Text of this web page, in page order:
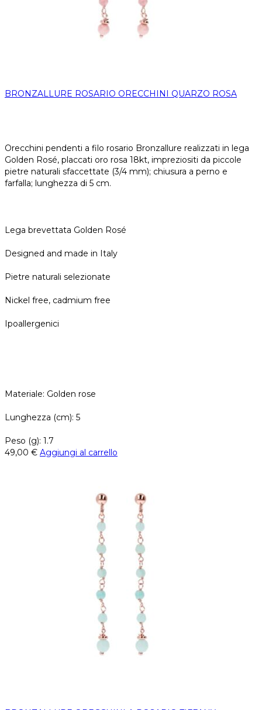
BRONZALLURE ROSARIO ORECCHINI QUARZO ROSA
Orecchini pendenti a filo rosario Bronzallure realizzati in lega
Golden Rosé, placcati oro rosa 18kt, impreziositi da piccole
pietre naturali sfaccettate (3/4 mm); chiusura a perno e
farfalla; lunghezza di 5 cm.
Lega brevettata Golden Rosé
Designed and made in Italy
Pietre naturali selezionate
Nickel free, cadmium free
Ipoallergenici
Materiale: Golden rose
Lunghezza (cm): 5
Peso (g): 1.7
49,00 € Aggiungi al carrello